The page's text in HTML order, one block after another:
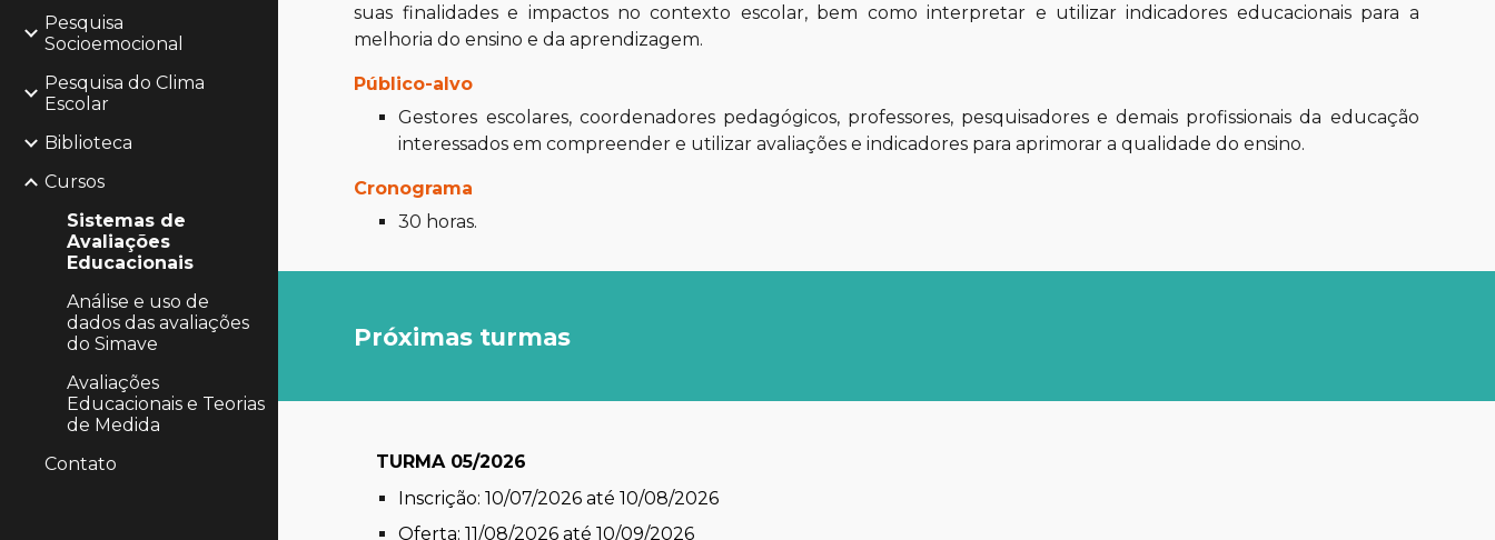
Pesquisa
Socioemocional
Pesquisa do Clima
Escolar
Biblioteca
Cursos
Sistemas de
Avaliações
Educacionais
Análise e uso de
dados das avaliações
do Simave
Avaliações
Educacionais e Teorias
de Medida
Contato
suas finalidades e impactos no contexto escolar, bem como interpretar e utilizar indicadores educacionais para a
melhoria do ensino e da aprendizagem.
Público-alvo
Gestores escolares, coordenadores pedagógicos, professores, pesquisadores e demais profissionais da educação
interessados em compreender e utilizar avaliações e indicadores para aprimorar a qualidade do ensino.
Cronograma
30 horas.
Próximas turmas
TURMA 05/2026
Inscrição: 10/07/2026 até 10/08/2026
Oferta: 11/08/2026 até 10/09/2026